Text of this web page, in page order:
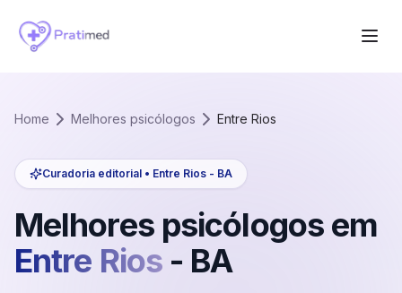
Home Melhores psicólogos Entre Rios
Curadoria editorial • Entre Rios - BA
Melhores psicólogos em
Entre Rios - BA